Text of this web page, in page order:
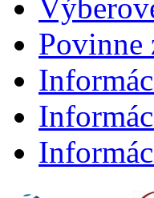
Povinne